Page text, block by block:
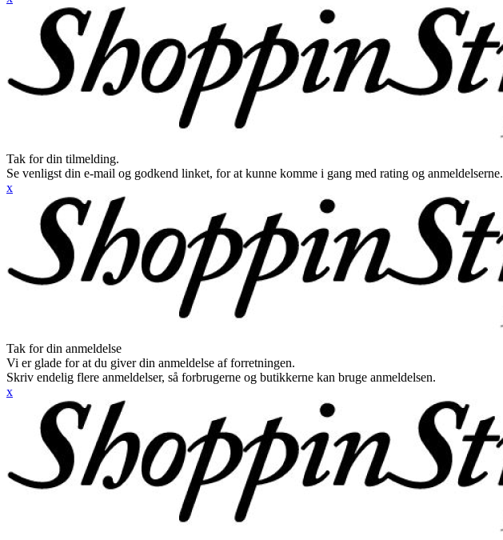
Tak for din tilmelding.
Se venligst din e-mail og godkend linket, for at kunne komme i gang med rating og anmeldelserne.
x
Tak for din anmeldelse
Vi er glade for at du giver din anmeldelse af forretningen.
Skriv endelig flere anmeldelser, så forbrugerne og butikkerne kan bruge anmeldelsen.
x